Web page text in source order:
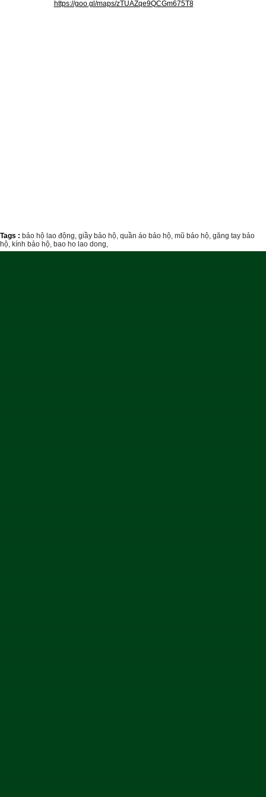
https://goo.gl/maps/zTUAZqe9QCGm675T8
Tags : bảo hộ lao động, giầy bảo hộ, quần áo bảo hộ, mũ bảo hộ, găng tay bảo
hộ, kính bảo hộ, bao ho lao dong,